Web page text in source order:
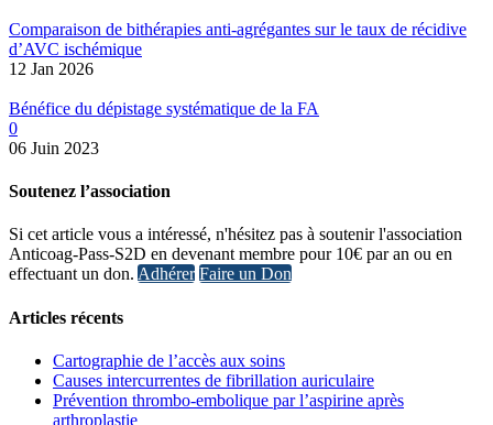
Comparaison de bithérapies anti-agrégantes sur le taux de récidive
d’AVC ischémique
12 Jan 2026
Bénéfice du dépistage systématique de la FA
0
06 Juin 2023
Soutenez l’association
Si cet article vous a intéressé, n'hésitez pas à soutenir l'association
Anticoag-Pass-S2D en devenant membre pour 10€ par an ou en
effectuant un don. Adhérer Faire un Don
Articles récents
Cartographie de l’accès aux soins
Causes intercurrentes de fibrillation auriculaire
Prévention thrombo-embolique par l’aspirine après
arthroplastie